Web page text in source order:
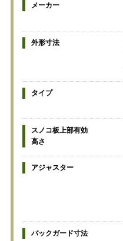
メーカー
外形寸法
タイプ
スノコ板上部有効
高さ
アジャスター
バックガード寸法